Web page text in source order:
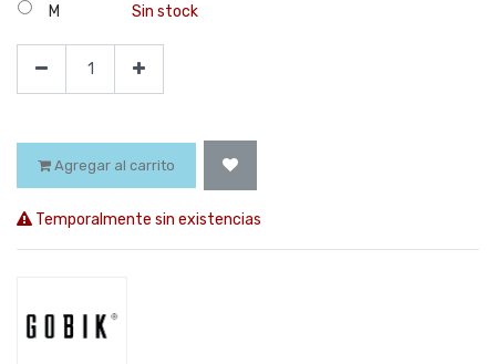
M
Sin stock
Agregar al carrito
Temporalmente sin existencias